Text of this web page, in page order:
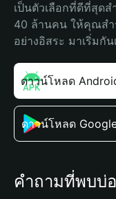
เป็นตัวเลือกที่ดีที่สุด
40 ล้านคน ให้คุณสำ
อย่างอิสระ มาเริ่มกัน
ดาวน์โหลด
ดาวน์โหลด
คำถามที่พบบ่